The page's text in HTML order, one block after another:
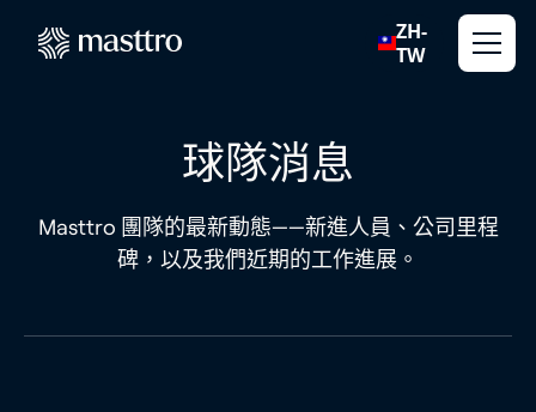
ZH-
TW
球隊消息
Masttro 團隊的最新動態——新進人員、公司里程
碑，以及我們近期的工作進展。